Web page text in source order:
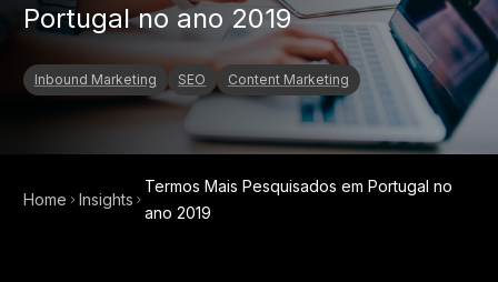
Portugal no ano 2019
Inbound Marketing SEO Content Marketing
Home Insights
Termos Mais Pesquisados em Portugal no
ano 2019